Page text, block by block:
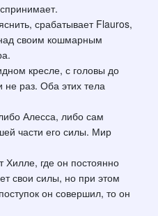
срабатывает Flauros,
своим кошмарным
кресле, с головы до
раз. Оба этих тела
Алесса, либо сам
части его силы. Мир
где он постоянно
свои силы, но при этом
он совершил, то он